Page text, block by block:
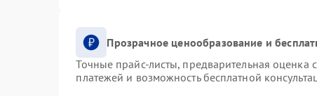
Прозрачное ценообразование и
Точные прайс-листы, предварительная оценка
платежей и возможность бесплатной